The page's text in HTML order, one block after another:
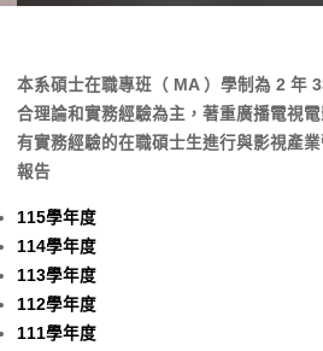
本系碩士在職專班（ MA ）學制為 2 年
合理論和實務經驗為主，著重廣播電視
有實務經驗的在職碩士生進行與影視產
報告
115學年度
114學年度
113學年度
112學年度
111學年度